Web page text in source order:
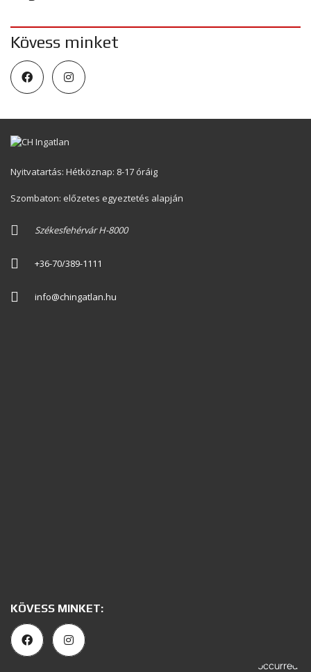
Kövess minket
Nyitvatartás: Hétköznap: 8-17 óráig
Szombaton: előzetes egyeztetés alapján
Székesfehérvár H-8000
+36-70/389-1111
info@chingatlan.hu
KÖVESS MINKET: